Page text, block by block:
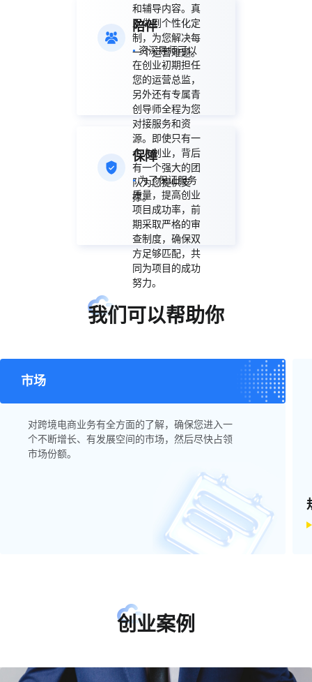
和辅导内容。真
正做到个性化定
制，为您解决每
一个运营难题。
陪伴
•资深导师可以
在创业初期担任
您的运营总监，
另外还有专属青
创导师全程为您
对接服务和资
源。即使只有一
个人创业，背后
有一个强大的团
队为您提供支
撑。
保障
•为了保证服务
质量，提高创业
项目成功率，前
期采取严格的审
查制度，确保双
方足够匹配，共
同为项目的成功
努力。
我们可以帮助你
市场
对跨境电商业务有全方面的了解，确保您进入一
个不断增长、有发展空间的市场，然后尽快占领
市场份额。
创业案例